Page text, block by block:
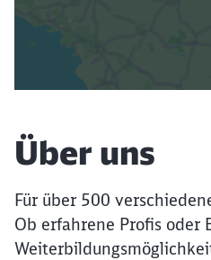
Über uns
Für über 500
Ob erfahrene Profis